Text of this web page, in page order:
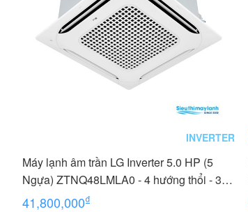
INVERTER
Máy lạnh âm trần LG Inverter 5.0 HP (5
Ngựa) ZTNQ48LMLA0 - 4 hướng thổi - 3
Pha
41,800,000₫